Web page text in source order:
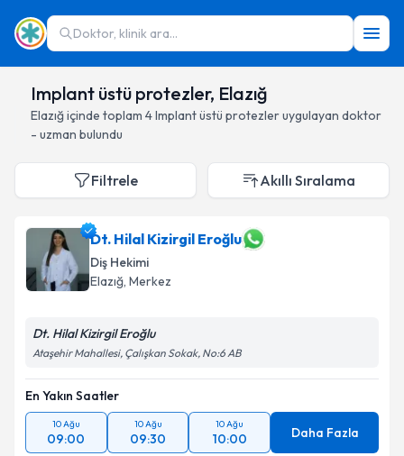
Doktor, klinik ara...
Implant üstü protezler, Elazığ
Elazığiçinde toplam 4Implant üstü protezleruygulayan doktor
- uzman bulundu
Filtrele Akıllı Sıralama
Dt. Hilal Kizirgil Eroğlu
Diş Hekimi
Elazığ, Merkez
Dt. Hilal Kizirgil Eroğlu
Ataşehir Mahallesi, Çalışkan Sokak, No:6 AB
En Yakın Saatler
10 Ağu
09:00
10 Ağu
09:30
10 Ağu
10:00 Daha Fazla